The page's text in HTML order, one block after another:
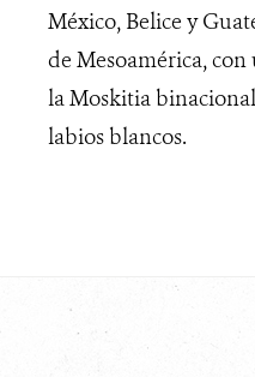
México, Belice y
de Mesoamérica,
la Moskitia
labios blancos.